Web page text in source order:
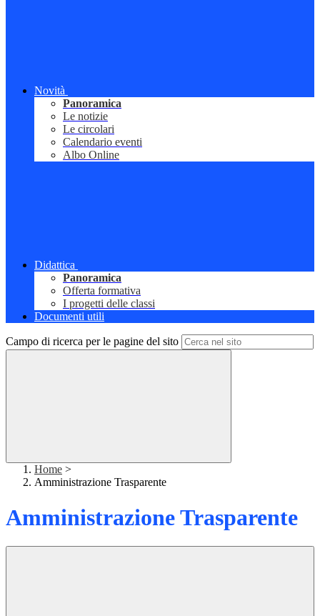
Novità
Panoramica
Le notizie
Le circolari
Calendario eventi
Albo Online
Didattica
Panoramica
Offerta formativa
I progetti delle classi
Documenti utili
Campo di ricerca per le pagine del sito
Home >
Amministrazione Trasparente
Amministrazione Trasparente